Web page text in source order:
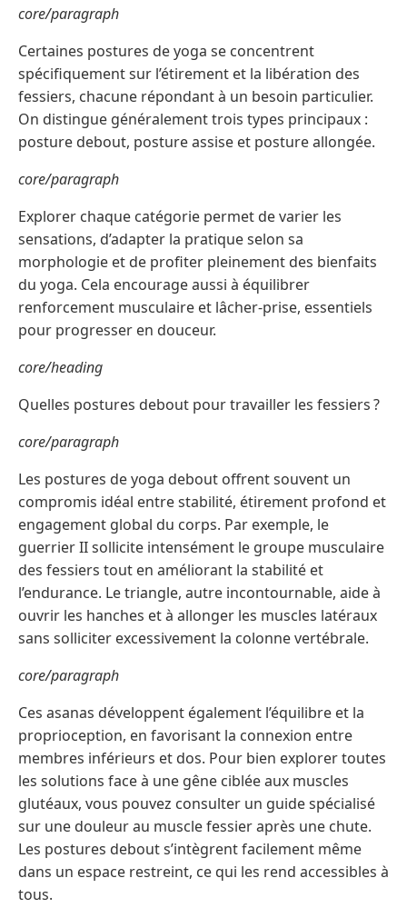
core/paragraph
Certaines postures de yoga se concentrent
spécifiquement sur l’étirement et la libération des
fessiers, chacune répondant à un besoin particulier.
On distingue généralement trois types principaux :
posture debout, posture assise et posture allongée.
core/paragraph
Explorer chaque catégorie permet de varier les
sensations, d’adapter la pratique selon sa
morphologie et de profiter pleinement des bienfaits
du yoga. Cela encourage aussi à équilibrer
renforcement musculaire et lâcher-prise, essentiels
pour progresser en douceur.
core/heading
Quelles postures debout pour travailler les fessiers ?
core/paragraph
Les postures de yoga debout offrent souvent un
compromis idéal entre stabilité, étirement profond et
engagement global du corps. Par exemple, le
guerrier II sollicite intensément le groupe musculaire
des fessiers tout en améliorant la stabilité et
l’endurance. Le triangle, autre incontournable, aide à
ouvrir les hanches et à allonger les muscles latéraux
sans solliciter excessivement la colonne vertébrale.
core/paragraph
Ces asanas développent également l’équilibre et la
proprioception, en favorisant la connexion entre
membres inférieurs et dos. Pour bien explorer toutes
les solutions face à une gêne ciblée aux muscles
glutéaux, vous pouvez consulter un guide spécialisé
sur une douleur au muscle fessier après une chute.
Les postures debout s’intègrent facilement même
dans un espace restreint, ce qui les rend accessibles à
tous.